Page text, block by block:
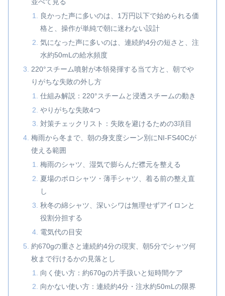
良かった声に多いのは、1万円以下で始められる価
格と、操作が単純で朝に迷わない設計
気になった声に多いのは、連続約4分の短さと、注
水約50mLの給水頻度
220°スチーム噴射が本領発揮する当て方と、朝でや
りがちな失敗の外し方
仕組み解説：220°スチームと浸透スチームの動き
やりがちな失敗4つ
対策チェックリスト：失敗を避けるための3項目
梅雨から冬まで、朝の身支度シーン別にNI-FS40Cが
使える範囲
梅雨のシャツ、湿気で膨らんだ襟元を整える
夏場のポロシャツ・薄手シャツ、着る前の整え直
し
秋冬の綿シャツ、深いシワは無理せずアイロンと
役割分担する
電気代の目安
約670gの重さと連続約4分の現実、朝5分でシャツ何
枚まで行けるかの見落とし
向く使い方：約670gの片手扱いと短時間ケア
向かない使い方：連続約4分・注水約50mLの限界